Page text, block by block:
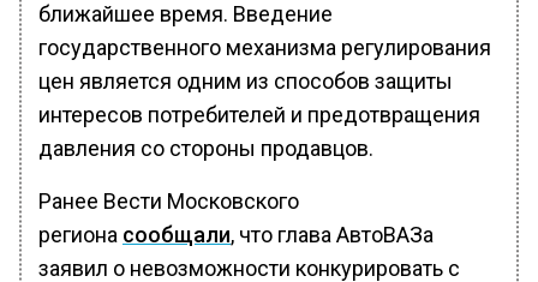
ближайшее время. Введение
государственного механизма регулирования
цен является одним из способов защиты
интересов потребителей и предотвращения
давления со стороны продавцов.
Ранее Вести Московского
региона сообщали, что глава АвтоВАЗа
заявил о невозможности конкурировать с